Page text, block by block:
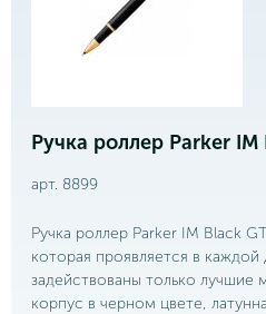
Ручка роллер Parker IM
арт. 8899
Ручка роллер Parker IM Black
которая проявляется в каждой
задействованы только лучшие
корпус в черном цвете,